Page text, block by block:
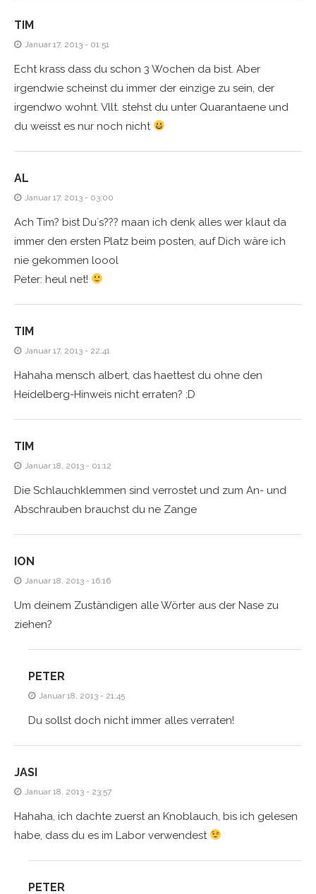
TIM
Januar 17, 2013 - 01:51
Echt krass dass du schon 3 Wochen da bist. Aber
irgendwie scheinst du immer der einzige zu sein, der
irgendwo wohnt. Vllt. stehst du unter Quarantaene und
du weisst es nur noch nicht
AL
Januar 17, 2013 - 03:00
Ach Tim? bist Du´s??? maan ich denk alles wer klaut da
immer den ersten Platz beim posten, auf Dich wäre ich
nie gekommen loool
Peter: heul net!
TIM
Januar 17, 2013 - 22:41
Hahaha mensch albert, das haettest du ohne den
Heidelberg-Hinweis nicht erraten? ;D
TIM
Januar 18, 2013 - 01:12
Die Schlauchklemmen sind verrostet und zum An- und
Abschrauben brauchst du ne Zange
ION
Januar 18, 2013 - 16:16
Um deinem Zuständigen alle Wörter aus der Nase zu
ziehen?
PETER
Januar 18, 2013 - 21:45
Du sollst doch nicht immer alles verraten!
JASI
Januar 18, 2013 - 23:57
Hahaha, ich dachte zuerst an Knoblauch, bis ich gelesen
habe, dass du es im Labor verwendest
PETER